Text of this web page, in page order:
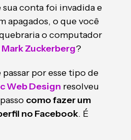
conta foi invadida e
apagados, o que você
o computador
Mark Zuckerberg?
por esse tipo de
Web Design resolveu
como fazer um
no Facebook. É